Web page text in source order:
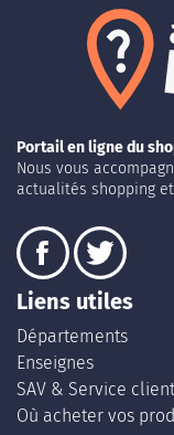
Portail en ligne du
Nous vous
actualités shopping
Liens utiles
Départements
Enseignes
SAV & Service client
Où acheter vos